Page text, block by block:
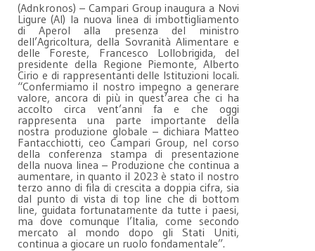
(Adnkronos) – Campari Group inaugura a Novi
Ligure (Al) la nuova linea di imbottigliamento
di Aperol alla presenza del ministro
dell’Agricoltura, della Sovranità Alimentare e
delle Foreste, Francesco Lollobrigida, del
presidente della Regione Piemonte, Alberto
Cirio e di rappresentanti delle Istituzioni locali.
“Confermiamo il nostro impegno a generare
valore, ancora di più in quest’area che ci ha
accolto circa vent’anni fa e che oggi
rappresenta una parte importante della
nostra produzione globale – dichiara Matteo
Fantacchiotti, ceo Campari Group, nel corso
della conferenza stampa di presentazione
della nuova linea – Produzione che continua a
aumentare, in quanto il 2023 è stato il nostro
terzo anno di fila di crescita a doppia cifra, sia
dal punto di vista di top line che di bottom
line, guidata fortunatamente da tutte i paesi,
ma dove comunque l’Italia, come secondo
mercato al mondo dopo gli Stati Uniti,
continua a giocare un ruolo fondamentale”.